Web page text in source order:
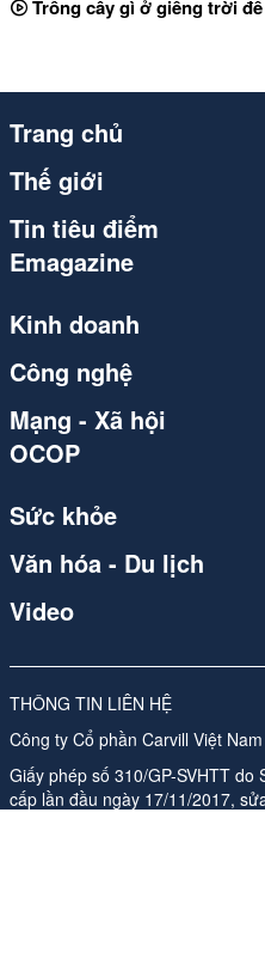
Trồng cây gì ở giếng trời
THÔNG TIN LIÊN HỆ
Công ty Cổ phần Carvill Việt Nam
Giấy phép số 310/GP-SVHTT
cấp lần đầu ngày 17/11/2017,
Trang chủ
Thế giới
Tin tiêu điểm
Emagazine
Kinh doanh
Công nghệ
Mạng - Xã hội
OCOP
Sức khỏe
Văn hóa - Du lịch
Video